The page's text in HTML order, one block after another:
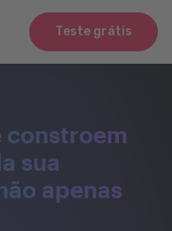
Teste grátis
constroem
sua
apenas